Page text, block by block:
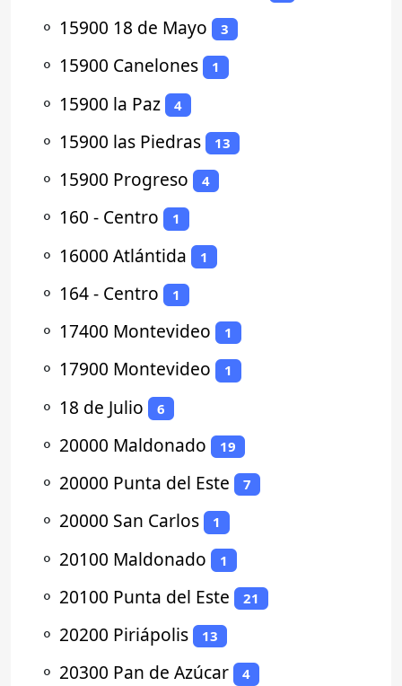
⚬ 15900 18 de Mayo 3
⚬ 15900 Canelones 1
⚬ 15900 la Paz 4
⚬ 15900 las Piedras 13
⚬ 15900 Progreso 4
⚬ 160 - Centro 1
⚬ 16000 Atlántida 1
⚬ 164 - Centro 1
⚬ 17400 Montevideo 1
⚬ 17900 Montevideo 1
⚬ 18 de Julio 6
⚬ 20000 Maldonado 19
⚬ 20000 Punta del Este 7
⚬ 20000 San Carlos 1
⚬ 20100 Maldonado 1
⚬ 20100 Punta del Este 21
⚬ 20200 Piriápolis 13
⚬ 20300 Pan de Azúcar 4